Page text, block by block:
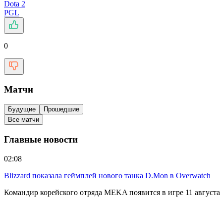
Dota 2
PGL
0
Матчи
Будущие
Прошедшие
Все матчи
Главные новости
02:08
Blizzard показала геймплей нового танка D.Mon в Overwatch
Командир корейского отряда MEKA появится в игре 11